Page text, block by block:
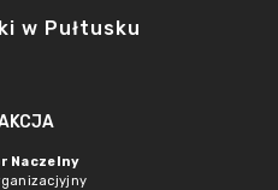
w Pułtusku
Naczelny